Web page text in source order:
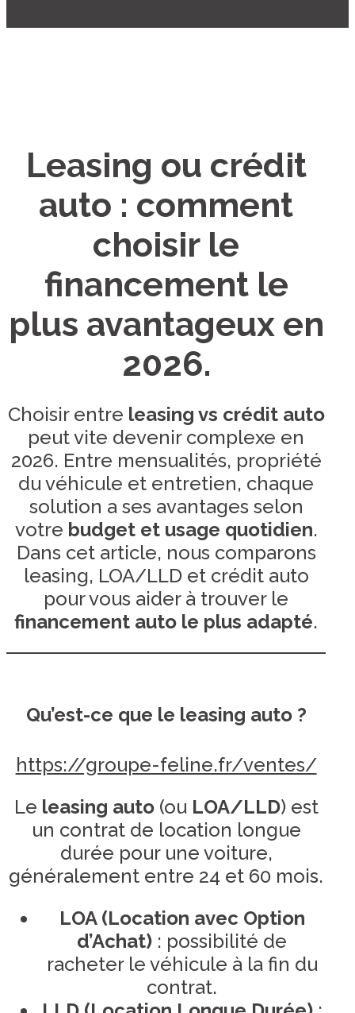
Leasing ou crédit
auto : comment
choisir le
financement le
plus avantageux en
2026.
Choisir entre leasing vs crédit auto
peut vite devenir complexe en
2026. Entre mensualités, propriété
du véhicule et entretien, chaque
solution a ses avantages selon
votre budget et usage quotidien.
Dans cet article, nous comparons
leasing, LOA/LLD et crédit auto
pour vous aider à trouver le
financement auto le plus adapté.
Qu’est-ce que le leasing auto ?
https://groupe-feline.fr/ventes/
Le leasing auto(ou LOA/LLD) est
un contrat de location longue
durée pour une voiture,
généralement entre 24 et 60 mois.
LOA (Location avec Option
d’Achat) : possibilité de
racheter le véhicule à la fin du
contrat.